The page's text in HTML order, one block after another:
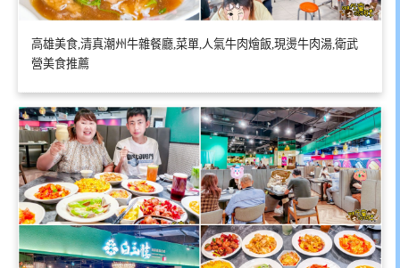
高雄美食,清真潮州牛雜餐廳,菜單,人氣牛肉燴飯,現燙牛肉湯,衛武
營美食推薦